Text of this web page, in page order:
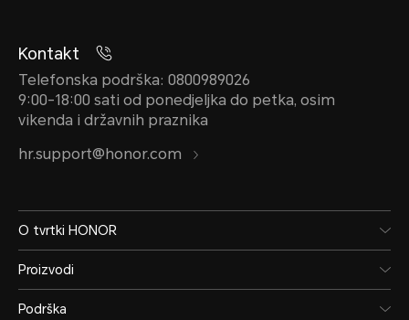
Kontakt
Telefonska podrška: 0800989026
9:00-18:00 sati od ponedjeljka do petka, osim
vikenda i državnih praznika
hr.support@honor.com
O tvrtki HONOR
Proizvodi
Podrška